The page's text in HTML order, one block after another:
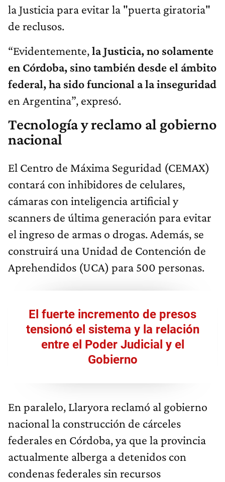
la Justicia para evitar la "puerta giratoria"
de reclusos.
“Evidentemente,la Justicia, no solamente
en Córdoba, sino también desde el ámbito
federal, ha sido funcional a la inseguridad
en Argentina”, expresó.
Tecnología y reclamo al gobierno
nacional
El Centro de Máxima Seguridad (CEMAX)
contará con inhibidores de celulares,
cámaras con inteligencia artificial y
scanners de última generación para evitar
el ingreso de armas o drogas. Además, se
construirá una Unidad de Contención de
Aprehendidos (UCA) para 500 personas.
El fuerte incremento de presos
tensionó el sistema y la relación
entre el Poder Judicial y el
Gobierno
En paralelo, Llaryora reclamó al gobierno
nacional la construcción de cárceles
federales en Córdoba, ya que la provincia
actualmente alberga a detenidos con
condenas federales sin recursos